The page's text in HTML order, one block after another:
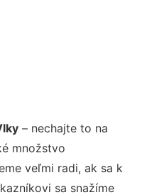
– nechajte to na
množstvo
veľmi radi, ak sa k
sa snažíme